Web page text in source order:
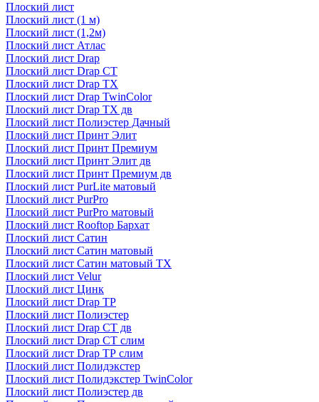
Плоский лист
Плоский лист (1 м)
Плоский лист (1,2м)
Плоский лист Атлас
Плоский лист Drap
Плоский лист Drap СТ
Плоский лист Drap TX
Плоский лист Drap TwinColor
Плоский лист Drap ТХ дв
Плоский лист Полиэстер Дачный
Плоский лист Принт Элит
Плоский лист Принт Премиум
Плоский лист Принт Элит дв
Плоский лист Принт Премиум дв
Плоский лист PurLite матовый
Плоский лист PurPro
Плоский лист PurPro матовый
Плоский лист Rooftop Бархат
Плоский лист Сатин
Плоский лист Сатин матовый
Плоский лист Сатин матовый TX
Плоский лист Velur
Плоский лист Цинк
Плоский лист Drap ТР
Плоский лист Полиэстер
Плоский лист Drap СТ дв
Плоский лист Drap СТ слим
Плоский лист Drap ТР слим
Плоский лист Полидэкстер
Плоский лист Полидэкстер TwinColor
Плоский лист Полиэстер дв